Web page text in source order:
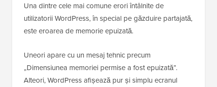
Una dintre cele mai comune erori întâlnite de
utilizatorii WordPress, în special pe găzduire partajată,
este eroarea de memorie epuizată.
Uneori apare cu un mesaj tehnic precum
„Dimensiunea memoriei permise a fost epuizată”.
Alteori, WordPress afișează pur și simplu ecranul